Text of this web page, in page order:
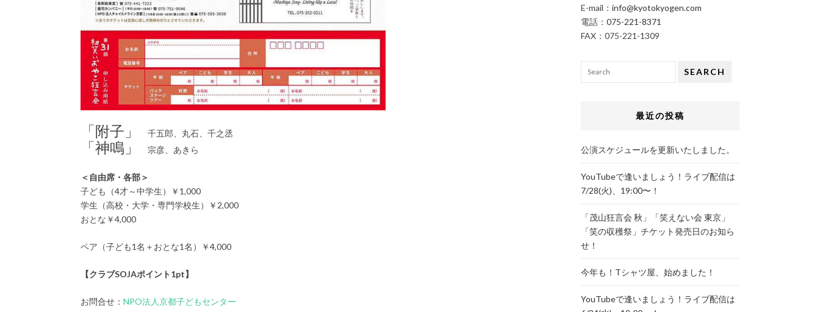
「附子」 千五郎、丸石、千之丞
「神鳴」 宗彦、あきら
＜自由席・各部＞
子ども（4才～中学生）￥1,000
学生（高校・大学・専門学校生）￥2,000
おとな￥4,000
ペア（子ども1名＋おとな1名）￥4,000
【クラブSOJAポイント1pt】
お問合せ： NPO法人京都子どもセンター
E-mail： info@kyotokyogen.com
電話： 075-221-8371
FAX：075-221-1309
SEARCH
最近の投稿
公演スケジュールを更新いたしました。
YouTubeで逢いましょう！ライブ配信は
7/28(火)、19:00〜！
「茂山狂言会 秋」「笑えない会 東京」
「笑の収穫祭」チケット発売日のお知ら
せ！
今年も！Tシャツ屋、始めました！
YouTubeで逢いましょう！ライブ配信は